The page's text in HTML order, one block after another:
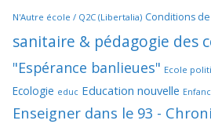
N'Autre école / Q2C (Libertalia) Conditions
sanitaire & pédagogie des
"Espérance banlieues" Ecole
Ecologie educ Education nouvelle
Enseigner dans le 93 -